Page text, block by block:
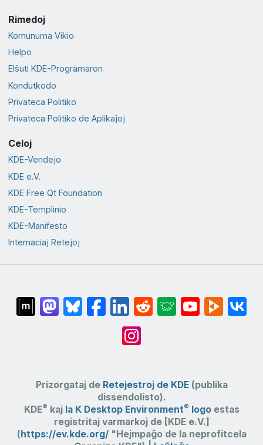
Rimedoj
Komunuma Vikio
Helpo
Elŝuti KDE-Programaron
Kondutkodo
Privateca Politiko
Privateca Politiko de Aplikaĵoj
Celoj
KDE-Vendejo
KDE e.V.
KDE Free Qt Foundation
KDE-Templinio
KDE-Manifesto
Internaciaj Retejoj
Prizorgataj de Retejestroj de KDE(publika
dissendolisto).
KDE® kaj la K Desktop Environment® logoestas
registritaj varmarkoj de [KDE e.V.]
(https://ev.kde.org/"Hejmpaĝo de la neprofitcela